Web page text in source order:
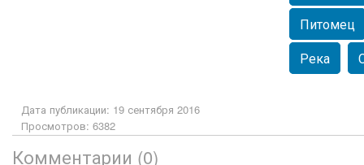
Питомец
Река
Дата публикации: 19 сентября 2016
Просмотров: 6382
Комментарии (0)